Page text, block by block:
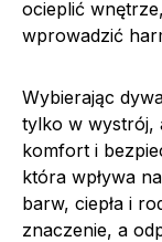
ocieplić
wprowadzić
Wybierając
tylko w wystrój,
komfort i
która wpływa
barw, ciepła i
znaczenie, a